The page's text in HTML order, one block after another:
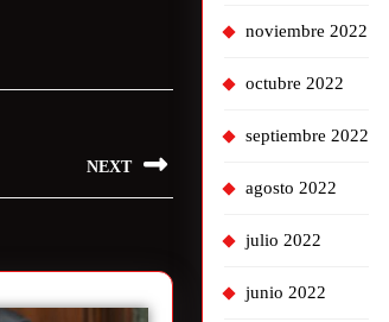
NEXT
noviembre 2022
octubre 2022
septiembre 2022
agosto 2022
julio 2022
junio 2022